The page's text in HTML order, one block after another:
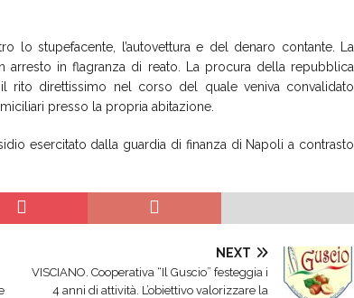
lo stupefacente, l’autovettura e del denaro contante. La
arresto in flagranza di reato. La procura della repubblica
rito direttissimo nel corso del quale veniva convalidato
presso la propria abitazione.
esercitato dalla guardia di finanza di Napoli a contrasto
NEXT
VISCIANO. Cooperativa “Il Guscio” festeggia i
4 anni di attività. L’obiettivo valorizzare la